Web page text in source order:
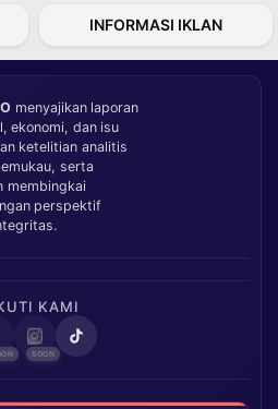
INFORMASI IKLAN
menyajikan laporan
ekonomi, dan isu
ketelitian analitis
serta
membingkai
perspektif
KAMI